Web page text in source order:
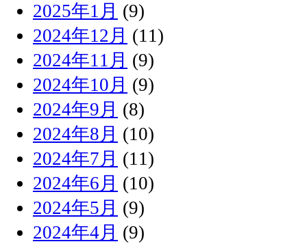
2025年1月 (9)
2024年12月 (11)
2024年11月 (9)
2024年10月 (9)
2024年9月 (8)
2024年8月 (10)
2024年7月 (11)
2024年6月 (10)
2024年5月 (9)
2024年4月 (9)